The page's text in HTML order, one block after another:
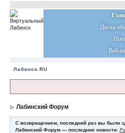
Доска
Веб-
Лабинск.RU
Лабинский Форум
С возвращением, последний раз вы были
Лабинский Форум — последние новости: